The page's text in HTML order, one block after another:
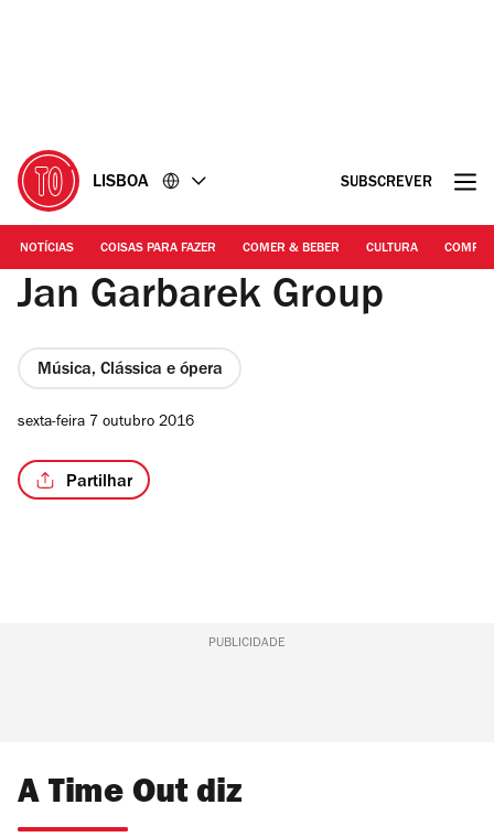
LISBOA SUBSCREVER
NOTÍCIAS COISAS PARA FAZER COMER & BEBER CULTURA
Jan Garbarek Group
Música, Clássica e ópera
sexta-feira 7 outubro 2016
Partilhar
PUBLICIDADE
A Time Out diz